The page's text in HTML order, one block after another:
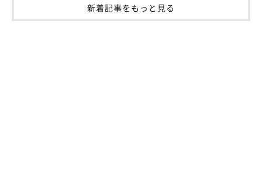
新着記事をもっと見る